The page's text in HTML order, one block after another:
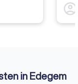
account_circle
in Edegem